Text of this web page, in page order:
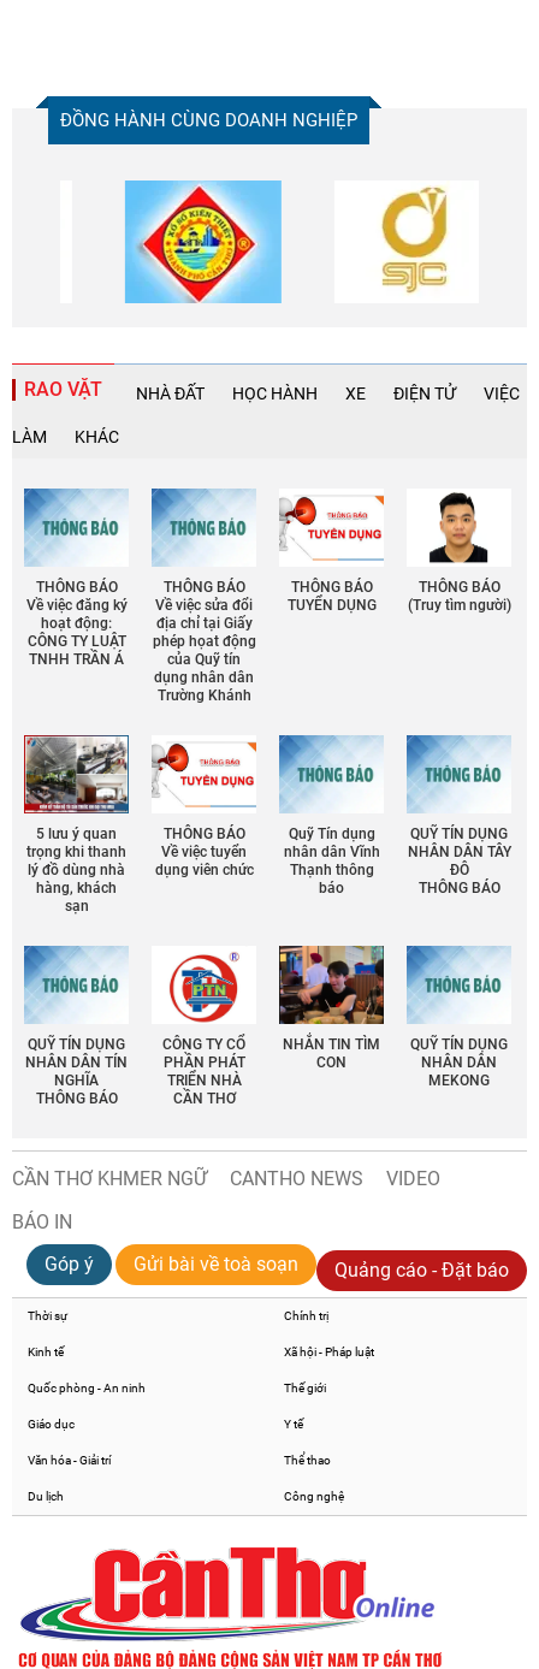
ĐỒNG HÀNH CÙNG DOANH NGHIỆP
RAO VẶT NHÀ ĐẤT HỌC HÀNH XE ĐIỆN TỬ VIỆC
LÀM KHÁC
THÔNG BÁO
Về việc đăng ký
hoạt động:
CÔNG TY LUẬT
TNHH TRẦN Á
THÔNG BÁO
Về việc sửa đổi
địa chỉ tại Giấy
phép họat động
của Quỹ tín
dụng nhân dân
Trường Khánh
THÔNG BÁO
TUYỂN DỤNG
THÔNG BÁO
(Truy tìm người)
5 lưu ý quan
trọng khi thanh
lý đồ dùng nhà
hàng, khách
sạn
THÔNG BÁO
Về việc tuyển
dụng viên chức
Quỹ Tín dụng
nhân dân Vĩnh
Thạnh thông
báo
QUỸ TÍN DỤNG
NHÂN DÂN TÂY
ĐÔ
THÔNG BÁO
QUỸ TÍN DỤNG
NHÂN DÂN TÍN
NGHĨA
THÔNG BÁO
CÔNG TY CỔ
PHẦN PHÁT
TRIỂN NHÀ
CẦN THƠ
NHẮN TIN TÌM
CON
QUỸ TÍN DỤNG
NHÂN DÂN
MEKONG
CẦN THƠ KHMER NGỮ CANTHO NEWS
VIDEO
BÁO IN
Góp ý
Gửi bài về toà soạn Quảng cáo - Đặt báo
Thời sự Chính trị
Kinh tế Xã hội - Pháp luật
Quốc phòng - An ninh Thế giới
Giáo dục Y tế
Văn hóa - Giải trí Thể thao
Du lịch Công nghệ